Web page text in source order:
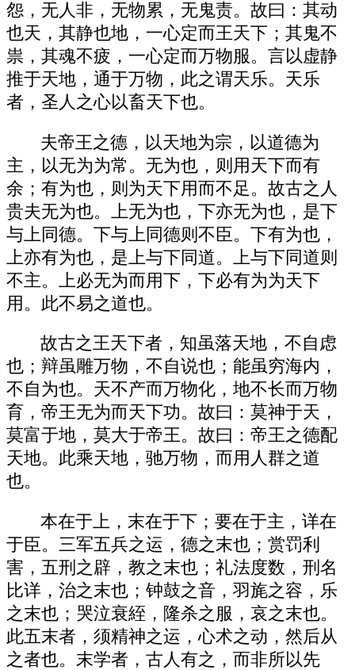
怨，无人非，无物累，无鬼责。故曰：其动
也天，其静也地，一心定而王天下；其鬼不
祟，其魂不疲，一心定而万物服。言以虚静
推于天地，通于万物，此之谓天乐。天乐
者，圣人之心以畜天下也。
夫帝王之德，以天地为宗，以道德为
主，以无为为常。无为也，则用天下而有
余；有为也，则为天下用而不足。故古之人
贵夫无为也。上无为也，下亦无为也，是下
与上同德。下与上同德则不臣。下有为也，
上亦有为也，是上与下同道。上与下同道则
不主。上必无为而用下，下必有为为天下
用。此不易之道也。
故古之王天下者，知虽落天地，不自虑
也；辩虽雕万物，不自说也；能虽穷海内，
不自为也。天不产而万物化，地不长而万物
育，帝王无为而天下功。故曰：莫神于天，
莫富于地，莫大于帝王。故曰：帝王之德配
天地。此乘天地，驰万物，而用人群之道
也。
本在于上，末在于下；要在于主，详在
于臣。三军五兵之运，德之末也；赏罚利
害，五刑之辟，教之末也；礼法度数，刑名
比详，治之末也；钟鼓之音，羽旄之容，乐
之末也；哭泣衰絰，隆杀之服，哀之末也。
此五末者，须精神之运，心术之动，然后从
之者也。末学者，古人有之，而非所以先